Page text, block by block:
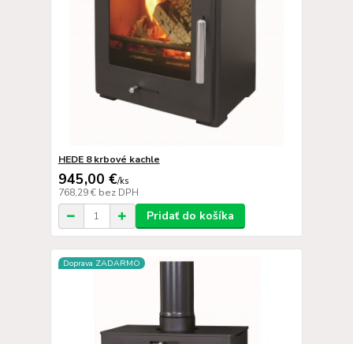
HEDE 8 krbové kachle
945,00 €/ks
768,29 € bez DPH
Pridať do košíka
Doprava ZADARMO